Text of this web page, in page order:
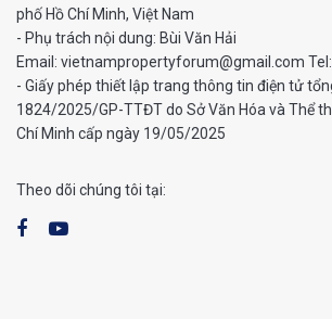
phố Hồ Chí Minh, Việt Nam
- Phụ trách nội dung: Bùi Văn Hải
Email: vietnampropertyforum@gmail.com
- Giấy phép thiết lập trang thông tin điện tử
1824/2025/GP-TTĐT do Sở Văn Hóa và Thể
Chí Minh cấp ngày 19/05/2025
Theo dõi chúng tôi tại: